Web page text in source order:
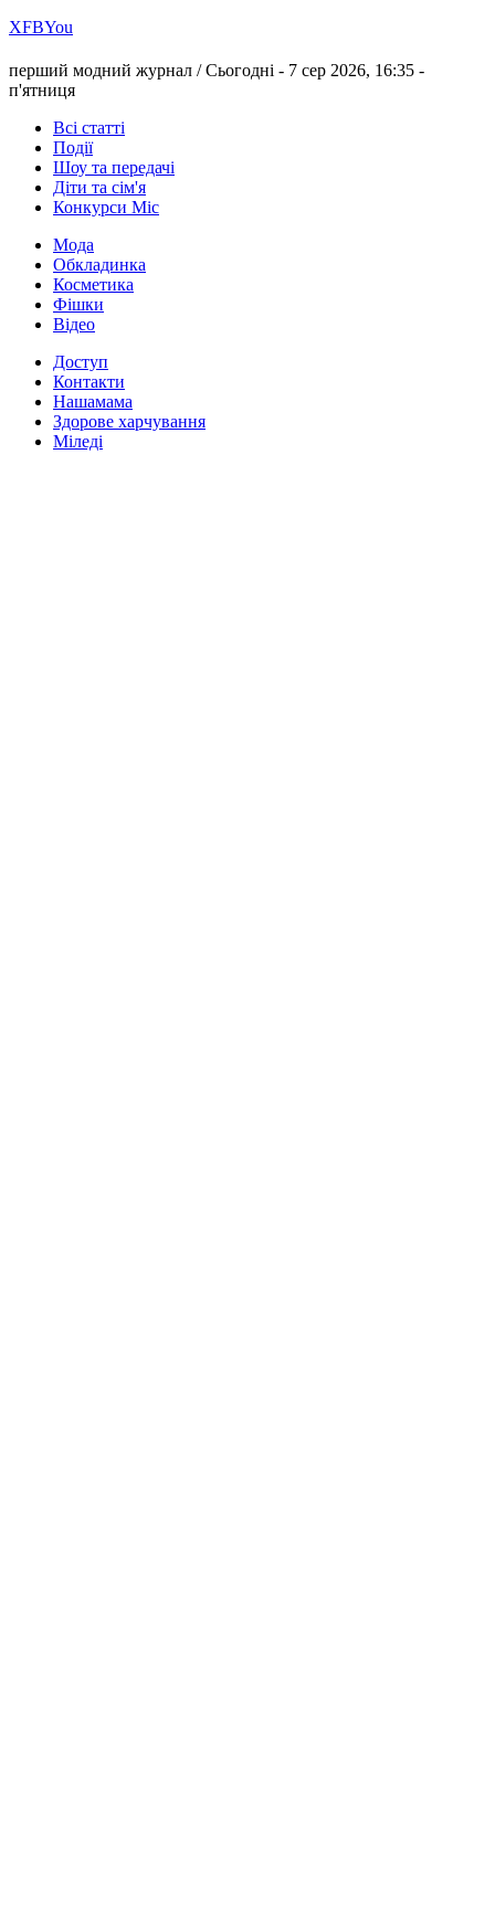
ХFBYou
перший модний журнал /Сьогодні - 7 сер 2026, 16:35 -
п'ятниця
Всі статті
Події
Шоу та передачі
Діти та сім'я
Конкурси Міс
Мода
Обкладинка
Косметика
Фішки
Відео
Доступ
Контакти
Нашамама
Здорове харчування
Міледі